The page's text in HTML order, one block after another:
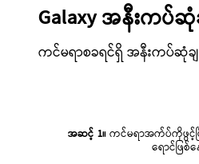
Galaxy အနီးက
ကင်မရာစခရင်ရှိ အနီးကပ်ဆုံ
အဆင့် 1။ကင်မရာအက်ပ်ကိုဖွင့်ပ
ရောင်ဖြ